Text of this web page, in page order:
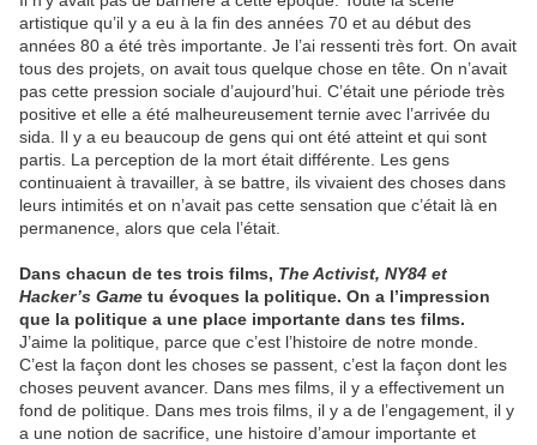
artistique qu’il y a eu à la fin des années 70 et au début des
années 80 a été très importante. Je l’ai ressenti très fort. On avait
tous des projets, on avait tous quelque chose en tête. On n’avait
pas cette pression sociale d’aujourd’hui. C’était une période très
positive et elle a été malheureusement ternie avec l’arrivée du
sida. Il y a eu beaucoup de gens qui ont été atteint et qui sont
partis. La perception de la mort était différente. Les gens
continuaient à travailler, à se battre, ils vivaient des choses dans
leurs intimités et on n’avait pas cette sensation que c’était là en
permanence, alors que cela l’était.
Dans chacun de tes trois films, The Activist, NY84 et
Hacker’s Game tu évoques la politique. On a l’impression
que la politique a une place importante dans tes films.
J’aime la politique, parce que c’est l’histoire de notre monde.
C’est la façon dont les choses se passent, c’est la façon dont les
choses peuvent avancer. Dans mes films, il y a effectivement un
fond de politique. Dans mes trois films, il y a de l’engagement, il y
a une notion de sacrifice, une histoire d’amour importante et